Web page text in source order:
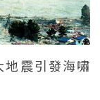
地震引發海嘯